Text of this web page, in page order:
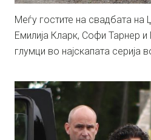
Меѓу гостите на свадбата на
Емилија Кларк, Софи Тарнер и
глумци во најскапата серија